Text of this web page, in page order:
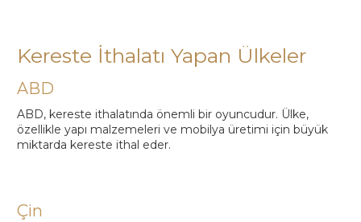
Kereste İthalatı Yapan Ülkeler
ABD
ABD, kereste ithalatında önemli bir oyuncudur. Ülke,
özellikle yapı malzemeleri ve mobilya üretimi için büyük
miktarda kereste ithal eder.
Çin